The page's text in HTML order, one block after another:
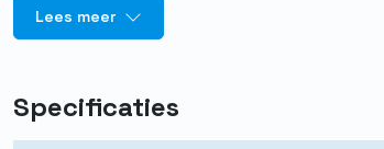
Verder is deze blauwe
medische sector, laboratoria, (petro)chemie,
Lees meer
Specificaties